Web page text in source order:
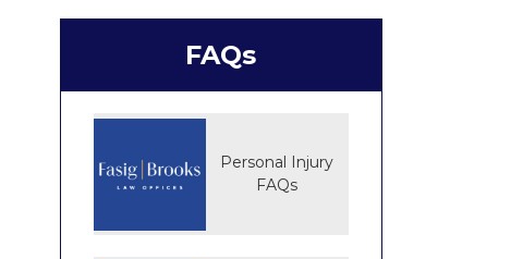
FAQs
Personal Injury
FAQs